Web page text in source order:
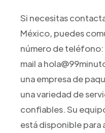
Si necesitas
México, puedes
número de teléfono:
mail a
una empresa de
una variedad de
confiables. Su
está disponible para